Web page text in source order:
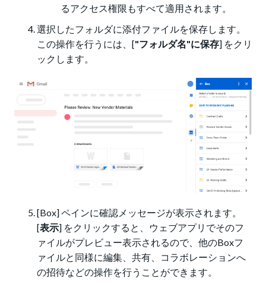
るアクセス権限もすべて適用されます。
選択したフォルダに添付ファイルを保存します。
この操作を行うには、["フォルダ名"に保存] をクリ
ックします。
[Box] ペインに確認メッセージが表示されます。
[表示] をクリックすると、ウェブアプリでそのフ
ァイルがプレビュー表示されるので、他のBoxフ
ァイルと同様に編集、共有、コラボレーションへ
の招待などの操作を行うことができます。